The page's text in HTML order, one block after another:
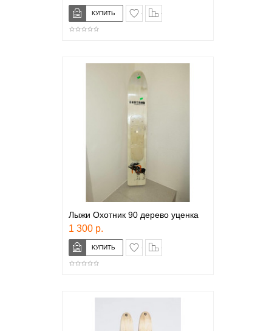
в закладки
Лыжи Охотник 90 дерево уценка
1 300 р.
в закладки